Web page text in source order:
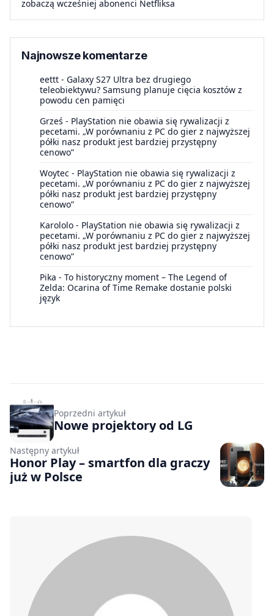
zobaczą wcześniej abonenci Netfliksa
Najnowsze komentarze
eettt - Galaxy S27 Ultra bez drugiego
teleobiektywu? Samsung planuje cięcia kosztów z
powodu cen pamięci
Grześ - PlayStation nie obawia się rywalizacji z
pecetami. „W porównaniu z PC do gier z najwyższej
półki nasz produkt jest bardziej przystępny
cenowo”
Woytec - PlayStation nie obawia się rywalizacji z
pecetami. „W porównaniu z PC do gier z najwyższej
półki nasz produkt jest bardziej przystępny
cenowo”
Karololo - PlayStation nie obawia się rywalizacji z
pecetami. „W porównaniu z PC do gier z najwyższej
półki nasz produkt jest bardziej przystępny
cenowo”
Pika - To historyczny moment – The Legend of
Zelda: Ocarina of Time Remake dostanie polski
język
Poprzedni artykuł
Nowe projektory od LG
Następny artykuł
Honor Play – smartfon dla graczy
już w Polsce